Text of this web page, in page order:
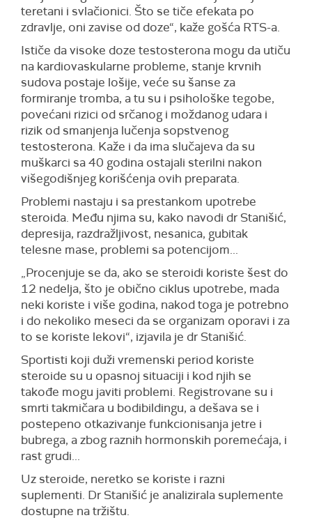
teretani i svlačionici. Što se tiče efekata po
zdravlje, oni zavise od doze“, kaže gošća RTS-a.
Ističe da visoke doze testosterona mogu da utiču
na kardiovaskularne probleme, stanje krvnih
sudova postaje lošije, veće su šanse za
formiranje tromba, a tu su i psihološke tegobe,
povećani rizici od srčanog i moždanog udara i
rizik od smanjenja lučenja sopstvenog
testosterona. Kaže i da ima slučajeva da su
muškarci sa 40 godina ostajali sterilni nakon
višegodišnjeg korišćenja ovih preparata.
Problemi nastaju i sa prestankom upotrebe
steroida. Među njima su, kako navodi dr Stanišić,
depresija, razdražljivost, nesanica, gubitak
telesne mase, problemi sa potencijom...
„Procenjuje se da, ako se steroidi koriste šest do
12 nedelja, što je obično ciklus upotrebe, mada
neki koriste i više godina, nakod toga je potrebno
i do nekoliko meseci da se organizam oporavi i za
to se koriste lekovi“, izjavila je dr Stanišić.
Sportisti koji duži vremenski period koriste
steroide su u opasnoj situaciji i kod njih se
takođe mogu javiti problemi. Registrovane su i
smrti takmičara u bodibildingu, a dešava se i
postepeno otkazivanje funkcionisanja jetre i
bubrega, a zbog raznih hormonskih poremećaja, i
rast grudi...
Uz steroide, neretko se koriste i razni
suplementi. Dr Stanišić je analizirala suplemente
dostupne na tržištu.